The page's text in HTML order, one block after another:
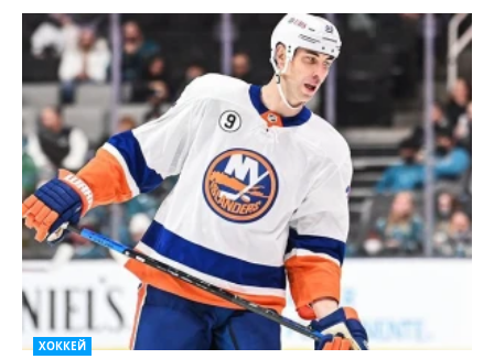
ХОККЕЙ